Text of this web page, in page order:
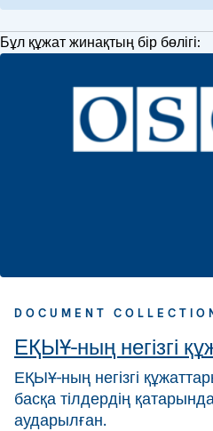
Бұл құжат жинақтың бір бөлігі:
DOCUMENT
ЕҚЫҰ-ның негізгі
ЕҚЫҰ-ның негізгі
басқа тілдердің
аударылған.